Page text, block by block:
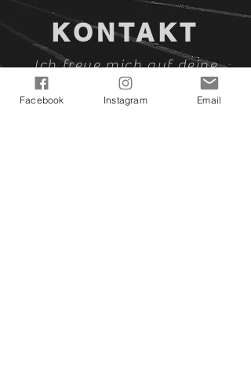
KONTAKT
Ich freue mich auf deine
Kontaktaufnahme!
Facebook Instagram Email